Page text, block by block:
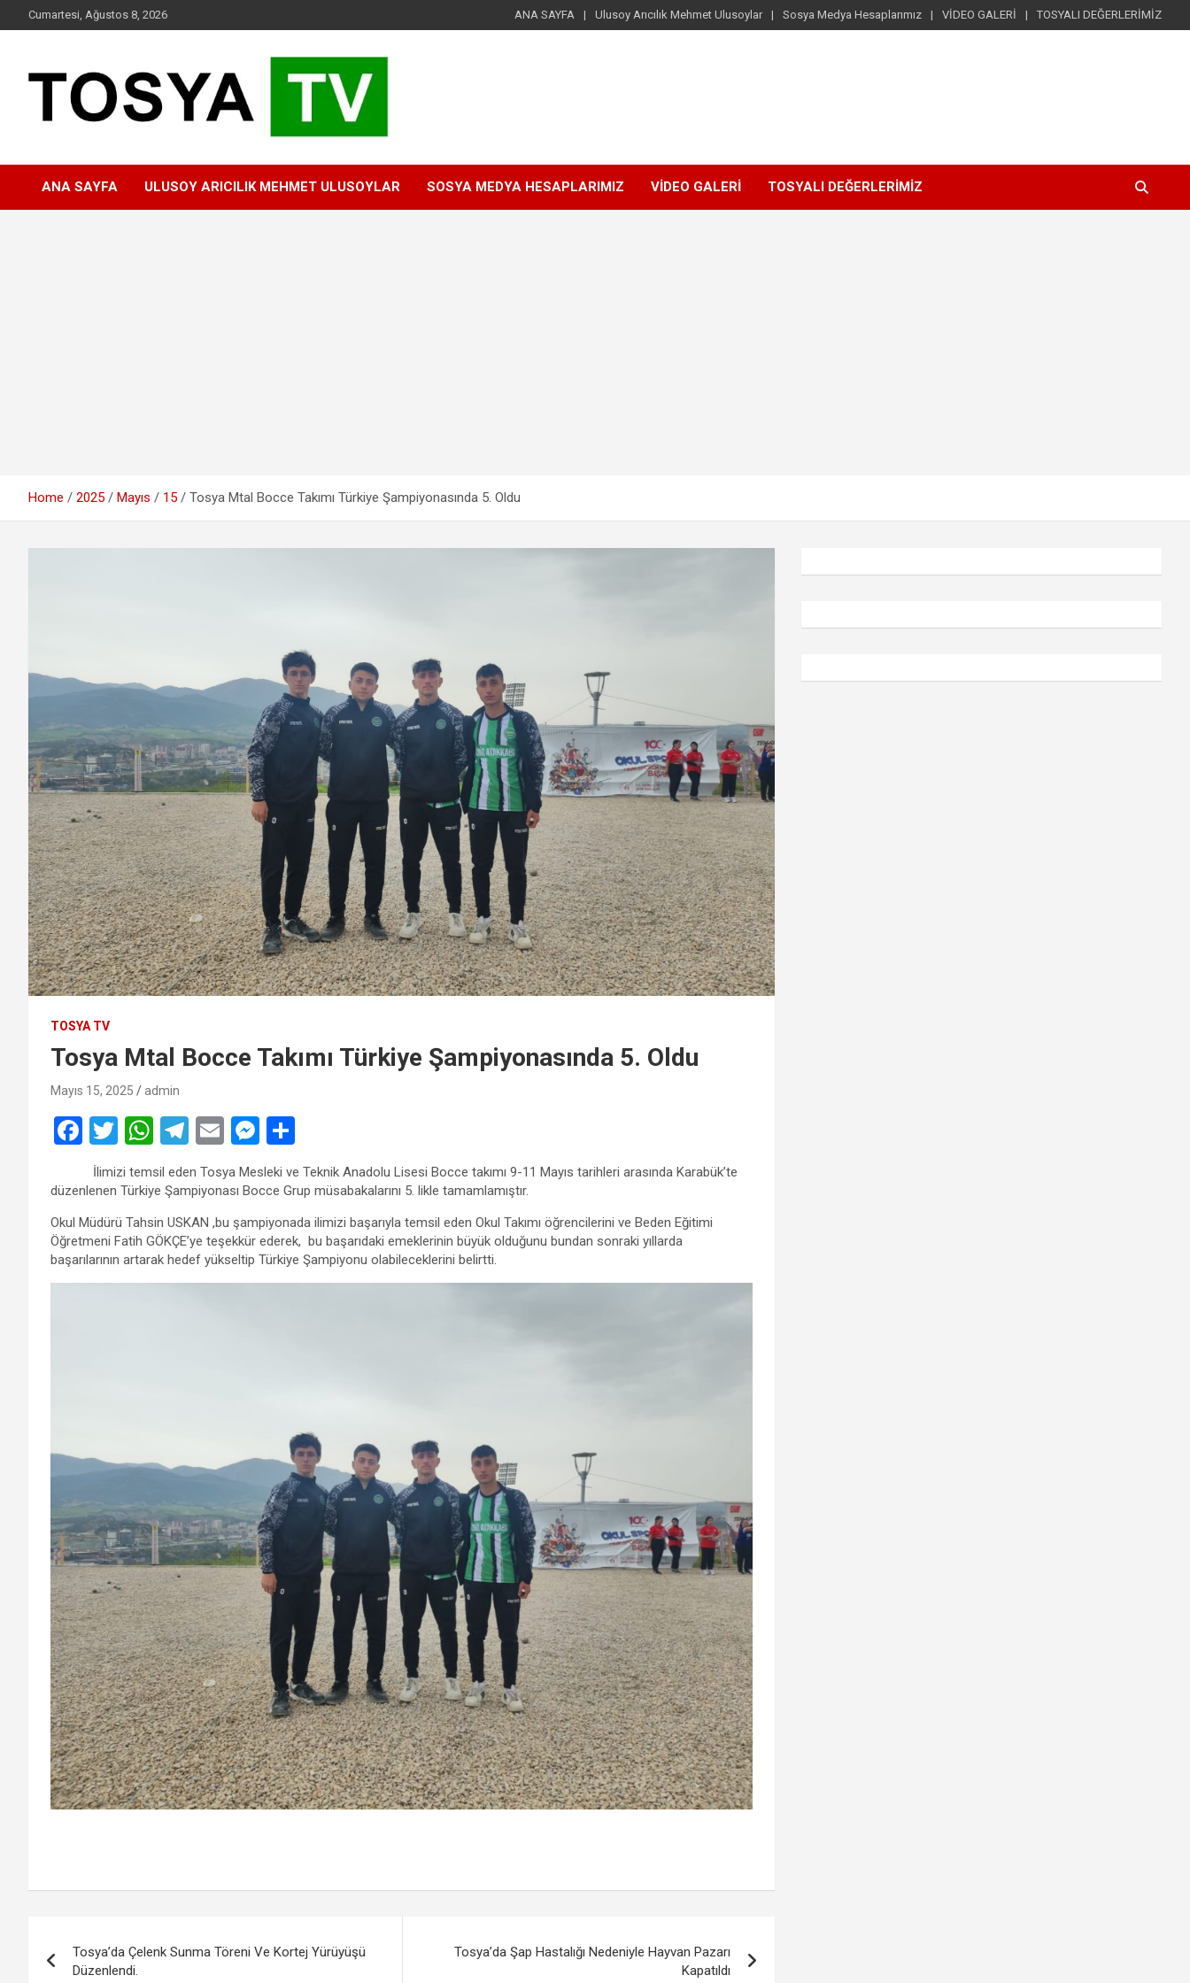
to
Cumartesi, Ağustos 8, 2026 ANA SAYFA Ulusoy Arıcılık Mehmet Ulusoylar Sosya Medya Hesaplarımız VİDEO GALERİ TOSYALI DEĞERLERİMİZ
ANA SAYFA ULUSOY ARICILIK MEHMET ULUSOYLAR SOSYA MEDYA HESAPLARIMIZ VİDEO GALERİ TOSYALI DEĞERLERİMİZ
Home 2025 Mayıs 15 Tosya Mtal Bocce Takımı Türkiye Şampiyonasında 5. Oldu
TOSYA TV
Tosya Mtal Bocce Takımı Türkiye Şampiyonasında 5. Oldu
Mayıs 15, 2025 admin
F
a
ce
b
o
o
T
wi
tt
er
W
h
at
s
A
p
T
el
e
gr
a
m
E
m
ail
M
es
se
n
g
er
h
ar
e
İlimizi temsil eden Tosya Mesleki ve Teknik Anadolu Lisesi Bocce takımı 9-11 Mayıs tarihleri arasında Karabük’te
düzenlenen Türkiye Şampiyonası Bocce Grup müsabakalarını 5. likle tamamlamıştır.
Okul Müdürü Tahsin USKAN ,bu şampiyonada ilimizi başarıyla temsil eden Okul Takımı öğrencilerini ve Beden Eğitimi
Öğretmeni Fatih GÖKÇE’ye teşekkür ederek, bu başarıdaki emeklerinin büyük olduğunu bundan sonraki yıllarda
başarılarının artarak hedef yükseltip Türkiye Şampiyonu olabileceklerini belirtti.
gezinmesi
Tosya’da Çelenk Sunma Töreni Ve Kortej Yürüyüşü
Düzenlendi.
Tosya’da Şap Hastalığı Nedeniyle Hayvan Pazarı
Kapatıldı